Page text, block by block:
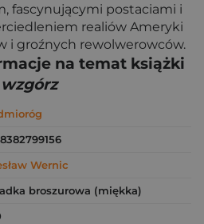
fascynującymi postaciami i
realiów Ameryki
i groźnych rewolwerowców.
na temat książki
Wernic
broszurowa (miękka)